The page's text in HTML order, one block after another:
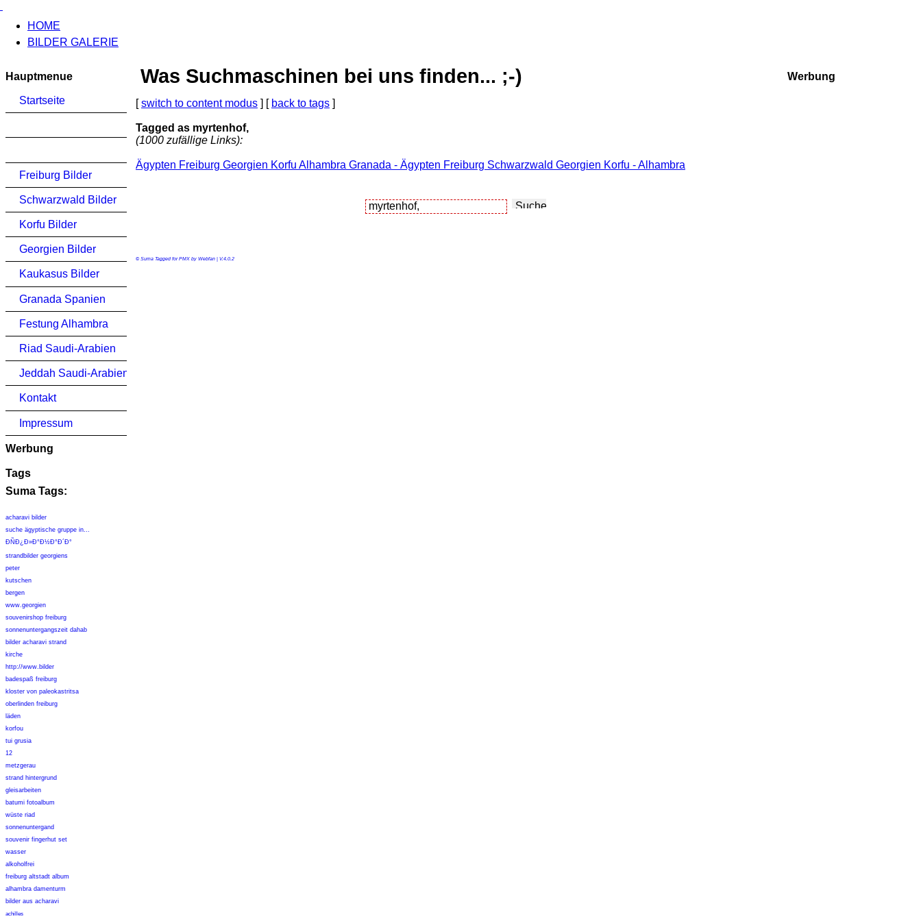
HOME
BILDER GALERIE
Hauptmenue
Startseite
Freiburg Bilder
Schwarzwald Bilder
Korfu Bilder
Georgien Bilder
Kaukasus Bilder
Granada Spanien
Festung Alhambra
Riad Saudi-Arabien
Jeddah Saudi-Arabien
Kontakt
Impressum
Werbung
Tags
Suma Tags:
acharavi bilder
suche ägyptische gruppe in...
Ð­ÑÐ¿Ð»Ð°Ð½Ð°Ð´Ð°
strandbilder georgiens
peter
kutschen
bergen
www.georgien
souvenirshop freiburg
sonnenuntergangszeit dahab
bilder acharavi strand
kirche
http://www.bilder
badespaß freiburg
kloster von paleokastritsa
oberlinden freiburg
läden
korfou
tui grusia
12
metzgerau
strand hintergrund
gleisarbeiten
batumi fotoalbum
wüste riad
sonnenuntergand
souvenir fingerhut set
wasser
alkoholfrei
freiburg altstadt album
alhambra damenturm
bilder aus acharavi
achilles
Was Suchmaschinen bei uns finden... ;-)
[switch to content modus ] [ back to tags ]
Tagged as myrtenhof,
(1000 zufällige Links):
Ägypten Freiburg Georgien Korfu Alhambra Granada - Ägypten Freiburg Schwarzwald Georgien Korfu - Alhambra
© Suma Tagged for PMX by Webfan | V.4.0.2
Werbung